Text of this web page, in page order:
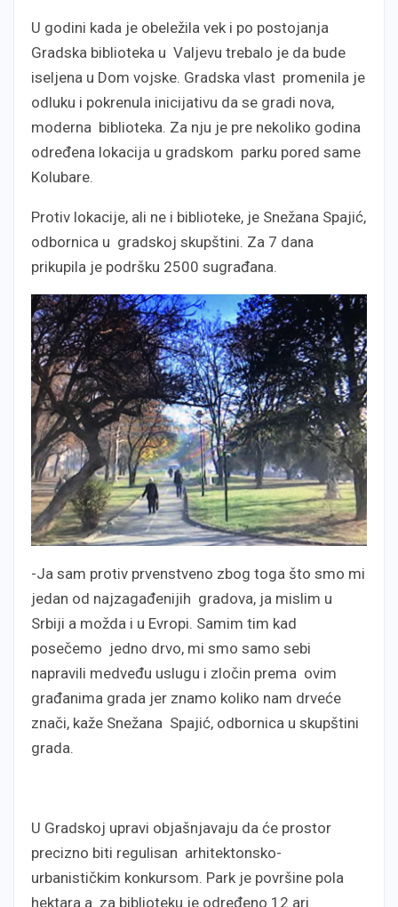
U godini kada je obeležila vek i po postojanja
Gradska biblioteka u Valjevu trebalo je da bude
iseljena u Dom vojske. Gradska vlast promenila je
odluku i pokrenula inicijativu da se gradi nova,
moderna biblioteka. Za nju je pre nekoliko godina
određena lokacija u gradskom parku pored same
Kolubare.
Protiv lokacije, ali ne i biblioteke, je Snežana Spajić,
odbornica u gradskoj skupštini. Za 7 dana
prikupila je podršku 2500 sugrađana.
-Ja sam protiv prvenstveno zbog toga što smo mi
jedan od najzagađenijih gradova, ja mislim u
Srbiji a možda i u Evropi. Samim tim kad
posečemo jedno drvo, mi smo samo sebi
napravili medveđu uslugu i zločin prema ovim
građanima grada jer znamo koliko nam drveće
znači, kaže Snežana Spajić, odbornica u skupštini
grada.
U Gradskoj upravi objašnjavaju da će prostor
precizno biti regulisan arhitektonsko-
urbanističkim konkursom. Park je površine pola
hektara a za biblioteku je određeno 12 ari.